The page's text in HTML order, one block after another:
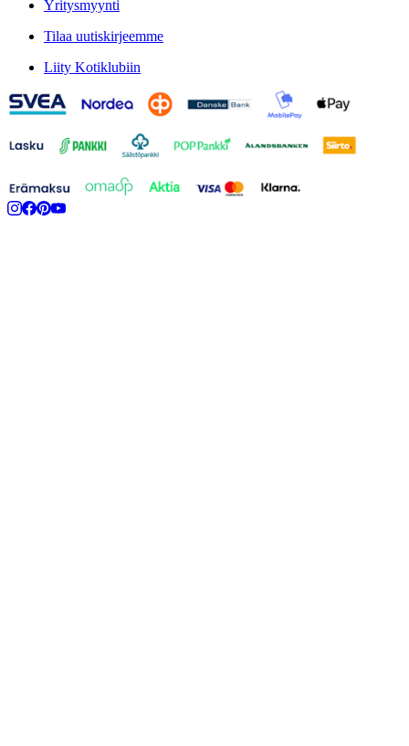
Yritysmyynti
Tilaa uutiskirjeemme
Liity Kotiklubiin